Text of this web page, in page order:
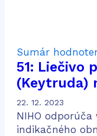
Sumár
51: Liečivo
(Keytruda)
pacientov
22. 12. 2023
NIHO
indikačného